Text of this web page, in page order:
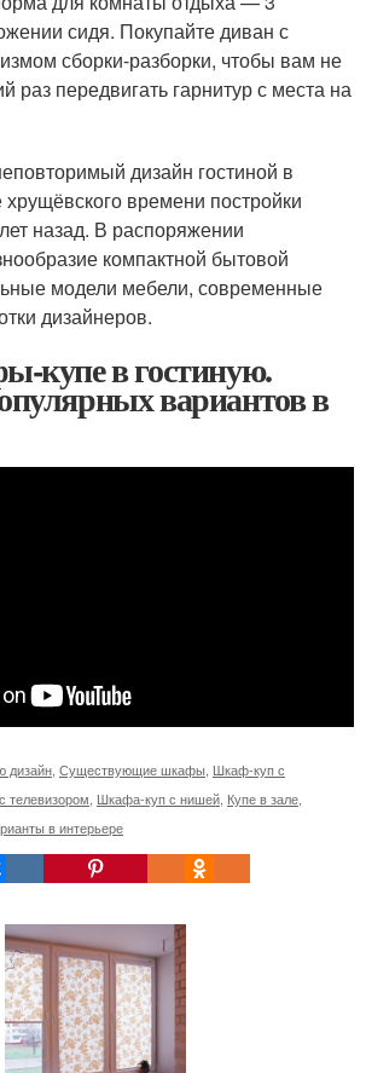
сидя. Покупайте диван с
сборки-разборки, чтобы вам не
раз передвигать гарнитур с места на
дизайн гостиной в
времени постройки
назад. В распоряжении
компактной бытовой
модели мебели, современные
дизайнеров.
купе в гостиную.
вариантов в
дизайн Существующие шкафы Шкаф-куп с
телевизором Шкафа-куп с нишей Купе в зале
в интерьере